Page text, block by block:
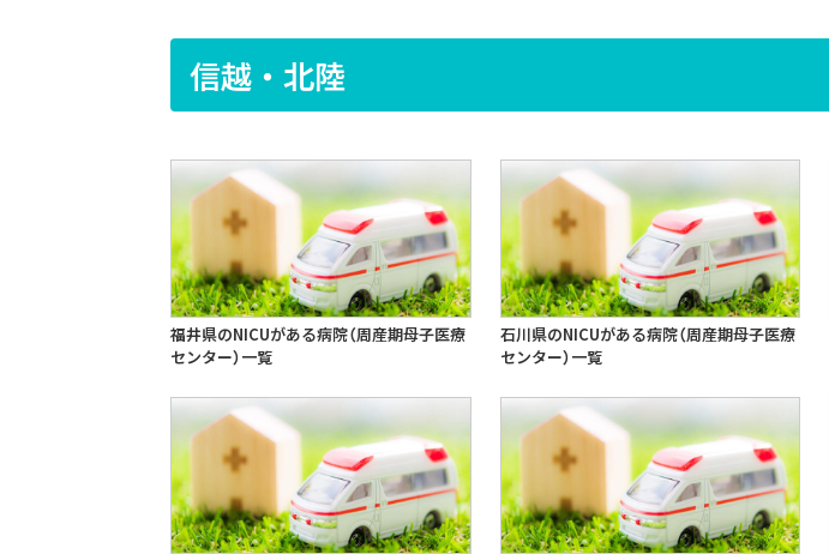
信越・北陸
福井県のNICUがある病院（周産期母子医療
センター）一覧
石川県のNICUがある病院（周産期母子医療
センター）一覧